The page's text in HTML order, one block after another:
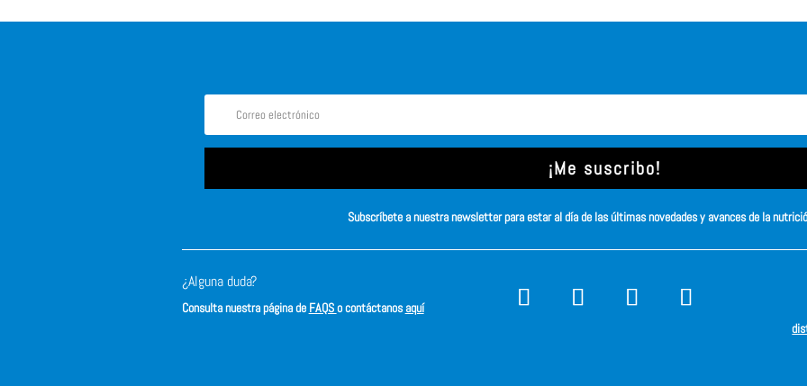
¡Me suscribo!
Subscríbete a nuestra newsletter para estar al día de las últimas novedades y avances de la
¿Alguna duda?
Consulta nuestra página de FAQSo contáctanosaquí